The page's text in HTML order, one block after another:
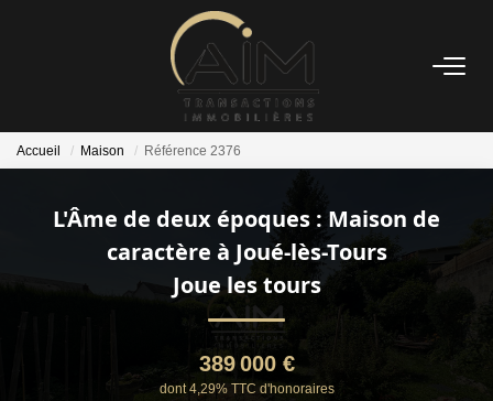
ACHETER
NOS AGENCES
Les Agences
Notre Équipe
Nous Rejoindre
Accueil Maison Référence 2376
L'Âme de deux époques : Maison de
caractère à Joué-lès-Tours
Joue les tours
389 000 €
dont 4,29% TTC d'honoraires